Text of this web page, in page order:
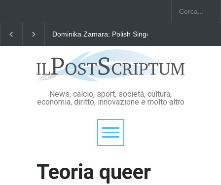
Dominika Zamara: Polish Singers' Alliance ofAmerica
News, calcio, sport, società, cultura,
economia, diritto, innovazione e molto altro
Teoria queer